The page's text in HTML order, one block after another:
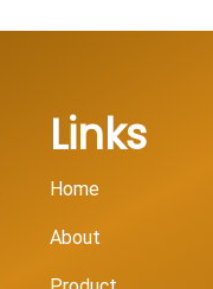
Links
Home
About